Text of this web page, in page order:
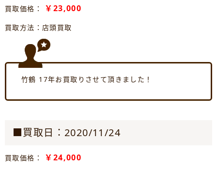
買取価格： ￥23,000
買取方法：店頭買取
竹鶴 17年お買取りさせて頂きました！
■買取日：2020/11/24
買取価格： ￥24,000